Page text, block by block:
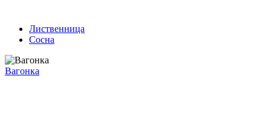
Лиственница
Сосна
Вагонка